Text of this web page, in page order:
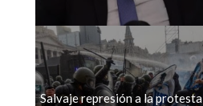
Salvaje represión a la protesta